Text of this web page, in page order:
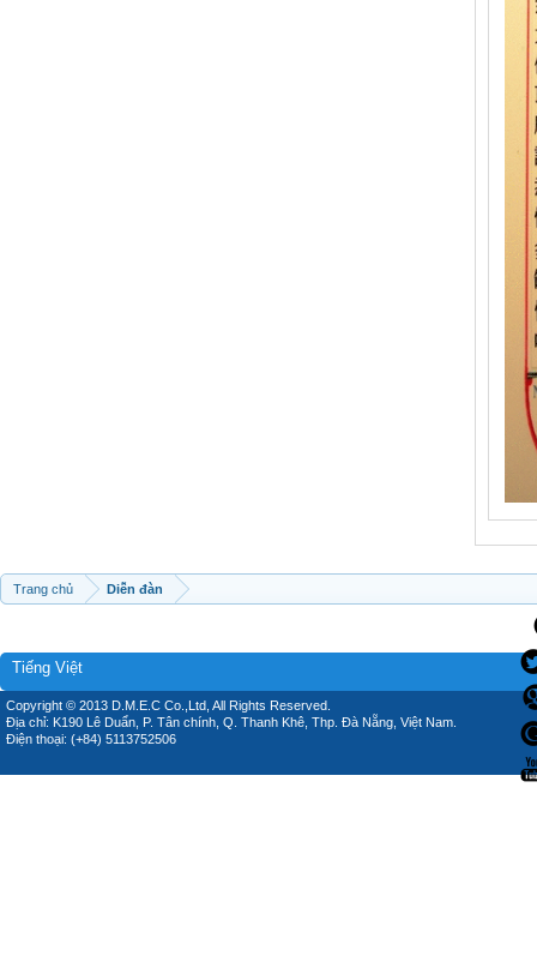
Trang chủ Diễn đàn
Tiếng Việt
Copyright © 2013 D.M.E.C Co.,Ltd, All Rights Reserved.
Địa chỉ: K190 Lê Duẩn, P. Tân chính, Q. Thanh Khê, Thp. Đà Nẵng, Việt Nam.
Điện thoại: (+84) 5113752506